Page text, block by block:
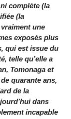
complète (la
(la
une
exposés plus
qui est issue du
telle qu’elle a
Tomonaga et
quarante ans,
de la
dans
incapable